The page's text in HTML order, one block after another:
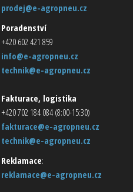
prodej@e-agropneu.cz
Poradenství
+420 602 421 859
info@e-agropneu.cz
technik@e-agropneu.cz
Fakturace, logistika
+420 702 184 084 (8:00-15:30)
fakturace@e-agropneu.cz
technik@e-agropneu.cz
Reklamace:
reklamace@e-agropneu.cz